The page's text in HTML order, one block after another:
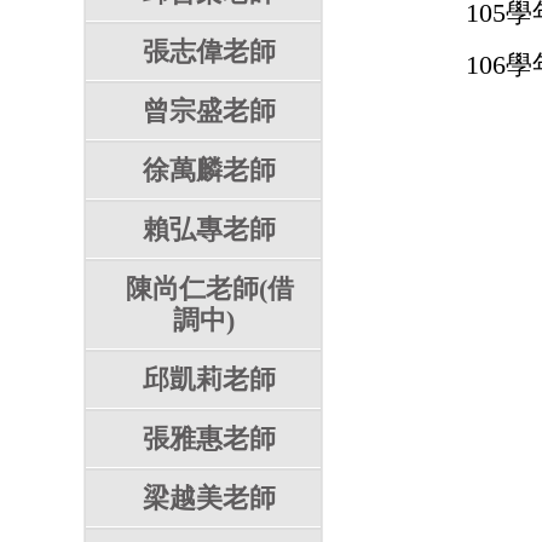
張志偉老師
曾宗盛老師
徐萬麟老師
賴弘專老師
陳尚仁老師(借
調中)
邱凱莉老師
張雅惠老師
梁越美老師
105學
106學